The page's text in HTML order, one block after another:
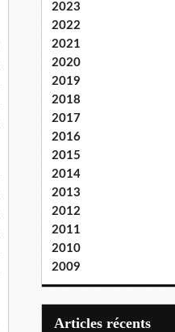
2023
2022
2021
2020
2019
2018
2017
2016
2015
2014
2013
2012
2011
2010
2009
articles récents